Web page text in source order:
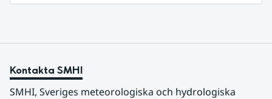
Kontakta SMHI
SMHI, Sveriges meteorologiska och hydrologiska